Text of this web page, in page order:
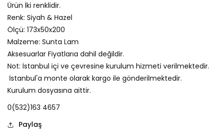
Ürün İki renklidir.
Renk: Siyah & Hazel
Ölçü: 173x50x200
Malzeme: Sunta Lam
Aksesuarlar Fiyatlarıa dahil değildir.
Not: İstanbul içi ve çevresine kurulum hizmeti verilmektedir.
İstanbul'a monte olarak kargo ile gönderilmektedir.
Kurulum dosyasına aittir.
0(532)163 4657
Paylaş